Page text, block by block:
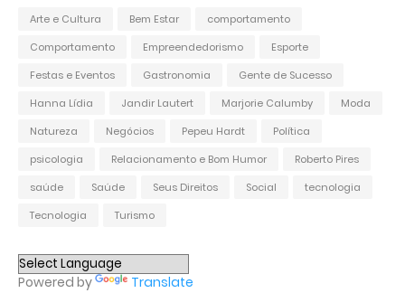
Arte e Cultura Bem Estar
comportamento
Comportamento
Empreendedorismo
Esporte
Festas e Eventos
Gastronomia
Gente de Sucesso
Hanna Lídia
Jandir Lautert Marjorie Calumby
Moda
Natureza
Negócios Pepeu Hardt
Política
psicologia
Relacionamento e Bom Humor
Roberto Pires
saúde
Saúde Seus Direitos Social
tecnologia
Tecnologia
Turismo
Powered by Translate